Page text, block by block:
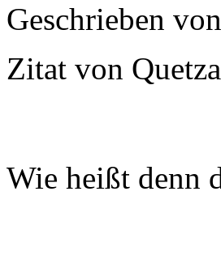
Geschrieben von
Zitat von
Wie heißt denn